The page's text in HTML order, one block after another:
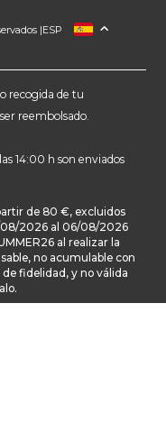
|
FRANCIA
ALEMANIA
PAÍSES BAJOS
ESP
recogida de tu
reembolsado.
14:00 h son enviados
de 80 €, excluidos
08/2026 al 06/08/2026
al realizar la
no acumulable con
fidelidad, y no válida